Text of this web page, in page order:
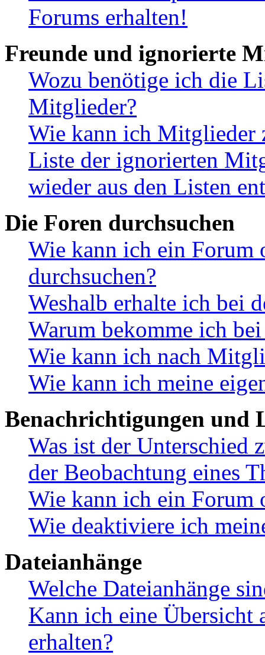
Forums erhalten!
Freunde und ignorierte
Wozu benötige ich die
Mitglieder?
Wie kann ich Mitglieder
Liste der ignorierten
wieder aus den Listen
Die Foren durchsuchen
Wie kann ich ein Forum
durchsuchen?
Weshalb erhalte ich bei
Warum bekomme ich
Wie kann ich nach
Wie kann ich meine
Benachrichtigungen und
Was ist der Unterschied
der Beobachtung eines
Wie kann ich ein Forum
Wie deaktiviere ich
Dateianhänge
Welche Dateianhänge
Kann ich eine Übersicht
erhalten?